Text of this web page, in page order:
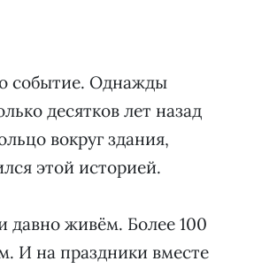
событие. Однажды
десятков лет назад
вокруг здания,
этой историей.
давно живём. Более 100
И на праздники вместе